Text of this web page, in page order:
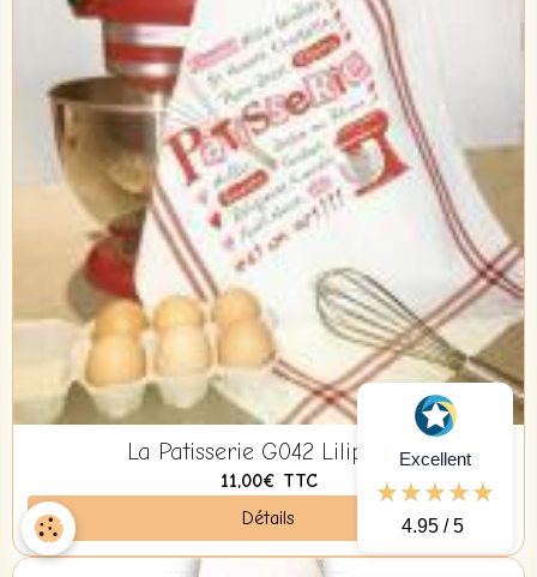
La Patisserie G042 Lilipoints
11,00€ TTC
Détails
Excellent
4.95 / 5